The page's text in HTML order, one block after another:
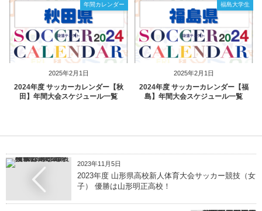
2025年2月1日
年間カレンダー
2024年度 サッカーカレンダー【秋
田】年間大会スケジュール一覧
2025年2月1日
福島大学生
2024年度 サッカーカレンダー【福
島】年間大会スケジュール一覧
2023年11月5日
2023年度 山形県高校新人体育大会サッカー競技（女
子） 優勝は山形明正高校！